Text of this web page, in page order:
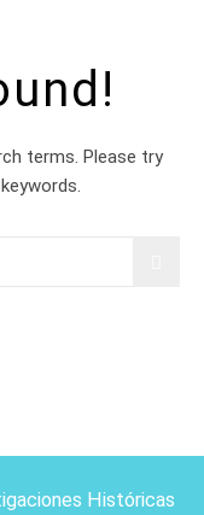
terms. Please try
Históricas